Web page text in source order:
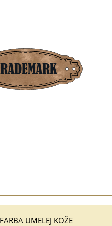
FARBA UMELEJ KOŽE